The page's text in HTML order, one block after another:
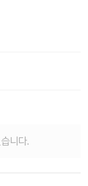
니다.